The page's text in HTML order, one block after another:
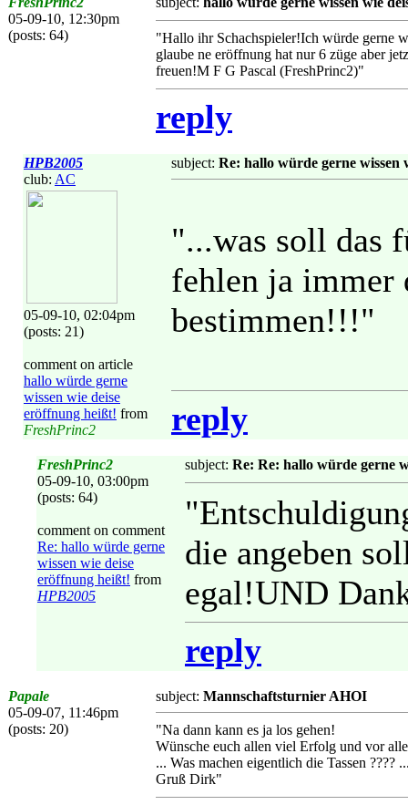
05-09-10, 12:30pm
(posts: 64)
"Hallo ihr Schachspieler!Ich würde gerne
glaube ne eröffnung hat nur 6 züge aber
freuen!M F G Pascal (FreshPrinc2)"
reply
HPB2005
club: AC
05-09-10, 02:04pm
(posts: 21)
comment on article
hallo würde gerne
wissen wie deise
eröffnung heißt! from
FreshPrinc2
subject: Re: hallo würde gerne wissen
"...was soll das
fehlen ja immer
bestimmen!!!"
reply
FreshPrinc2
05-09-10, 03:00pm
(posts: 64)
comment on comment
Re: hallo würde gerne
wissen wie deise
eröffnung heißt! from
HPB2005
subject: Re: Re: hallo würde gerne
die angeben
egal!UND
reply
Papale
05-09-07, 11:46pm
(posts: 20)
subject: Mannschaftsturnier AHOI
"Na dann kann es ja los gehen!
Wünsche euch allen viel Erfolg und vor
... Was machen eigentlich die Tassen ????
Gruß Dirk"